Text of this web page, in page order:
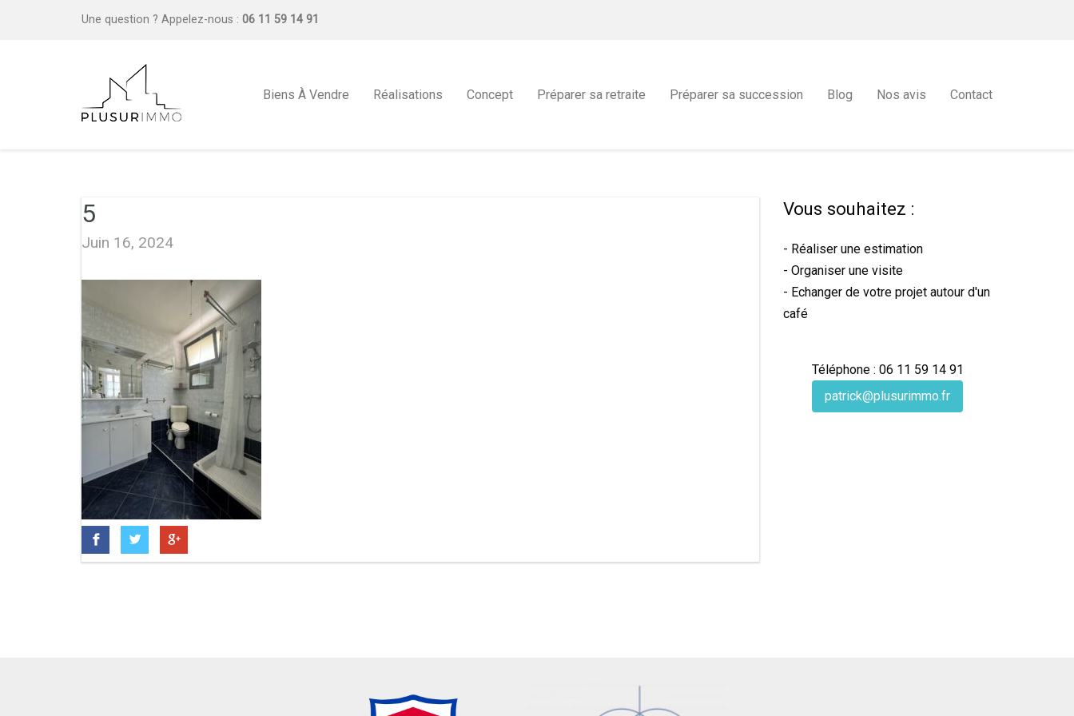
Une question ? Appelez-nous : 06 11 59 14 91
Biens À Vendre Réalisations Concept Préparer sa retraite Préparer sa succession Blog Nos avis Contact
5
Juin 16, 2024
Vous souhaitez :
- Réaliser une estimation
- Organiser une visite
- Echanger de votre projet autour d'un
café
Téléphone : 06 11 59 14 91
patrick@plusurimmo.fr